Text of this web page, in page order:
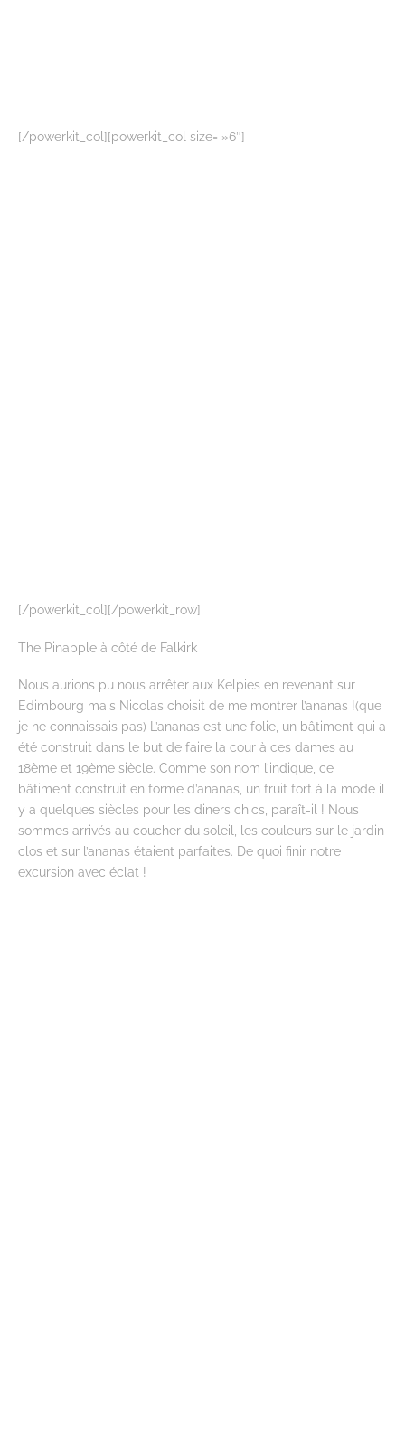
[/powerkit_col][powerkit_col size= »6″]
[/powerkit_col][/powerkit_row]
The Pinapple à côté de Falkirk
Nous aurions pu nous arrêter aux Kelpies en revenant sur
Edimbourg mais Nicolas choisit de me montrer l’ananas !(que
je ne connaissais pas) L’ananas est une folie, un bâtiment qui a
été construit dans le but de faire la cour à ces dames au
18ème et 19ème siècle. Comme son nom l’indique, ce
bâtiment construit en forme d’ananas, un fruit fort à la mode il
y a quelques siècles pour les diners chics, paraît-il ! Nous
sommes arrivés au coucher du soleil, les couleurs sur le jardin
clos et sur l’ananas étaient parfaites. De quoi finir notre
excursion avec éclat !